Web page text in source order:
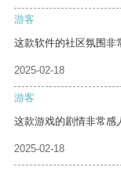
游客
这款软件的社区氛围非
2025-02-18
游客
这款游戏的剧情非常感
2025-02-18